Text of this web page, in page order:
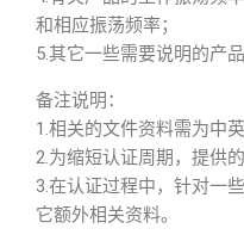
和相应振荡频率；
5.其它一些需要说明的产品
备注说明：
1.相关的文件资料需为中英
2.为缩短认证周期，提供
3.在认证过程中，针对一
它额外相关资料。